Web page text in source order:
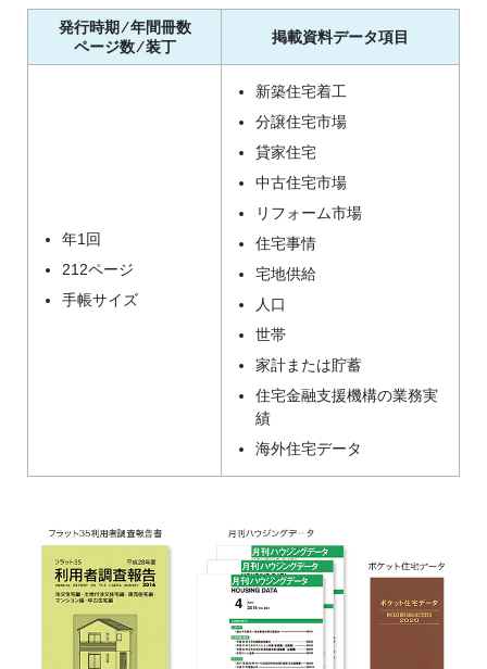
発行時期 ⁄ 年間冊数
ページ数 ⁄ 装丁
掲載資料データ項目
年1回
212ページ
手帳サイズ
新築住宅着工
分譲住宅市場
貸家住宅
中古住宅市場
リフォーム市場
住宅事情
宅地供給
人口
世帯
家計または貯蓄
住宅金融支援機構の業務実
績
海外住宅データ